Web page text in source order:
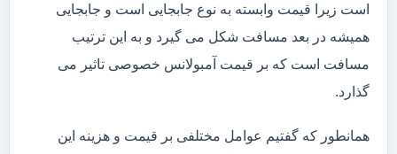
است زیرا قیمت وابسته به نوع جابجایی است و جابجایی
همیشه در بعد مسافت شکل می گیرد و به این ترتیب
مسافت است که بر قیمت آمبولانس خصوصی تاثیر می
گذارد.
همانطور که گفتیم عوامل مختلفی بر قیمت و هزینه این